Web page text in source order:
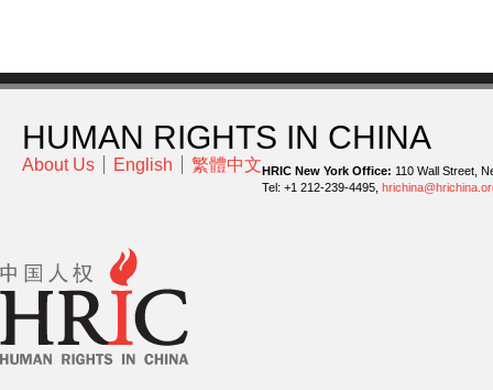
HUMAN RIGHTS IN CHINA
About Us English 繁體中文HRIC New York Office: 110 Wall Street,
Tel: +1 212-239-4495,